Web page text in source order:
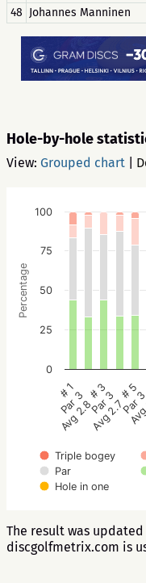
48 Johannes Manninen
Hole-by-hole
View: Grouped chart
Percentage
Triple bogey
Par
Hole in one
# 1
Par 3
Avg 2.8
# 3
Par 3
Avg 2.7
# 5
Par
0
25
50
75
100
The result was updated
discgolfmetrix.com is